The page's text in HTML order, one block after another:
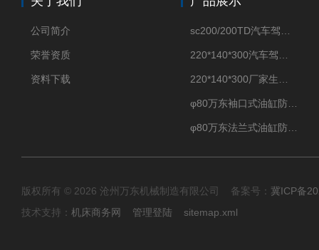
公司简介
荣誉资质
资料下载
版权所有 © 2026 沧州万东机械制造有限公司 备案号： 冀ICP备
技术支持： 机床商务网 管理登陆 sitemap.xml